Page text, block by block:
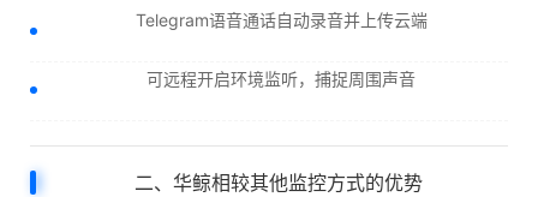
Telegram语音通话自动录音并上传云端
可远程开启环境监听，捕捉周围声音
二、华鲸相较其他监控方式的优势